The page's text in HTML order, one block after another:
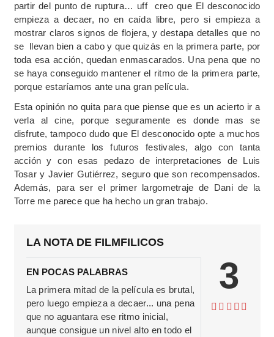
partir del punto de ruptura… uff creo que El desconocido
empieza a decaer, no en caída libre, pero si empieza a
mostrar claros signos de flojera, y destapa detalles que no
se llevan bien a cabo y que quizás en la primera parte, por
toda esa acción, quedan enmascarados. Una pena que no
se haya conseguido mantener el ritmo de la primera parte,
porque estaríamos ante una gran película.
Esta opinión no quita para que piense que es un acierto ir a
verla al cine, porque seguramente es donde mas se
disfrute, tampoco dudo que El desconocido opte a muchos
premios durante los futuros festivales, algo con tanta
acción y con esas pedazo de interpretaciones de Luis
Tosar y Javier Gutiérrez, seguro que son recompensados.
Además, para ser el primer largometraje de Dani de la
Torre me parece que ha hecho un gran trabajo.
LA NOTA DE FILMFILICOS
EN POCAS PALABRAS
La primera mitad de la película es brutal,
pero luego empieza a decaer... una pena
que no aguantara ese ritmo inicial,
aunque consigue un nivel alto en todo el
3